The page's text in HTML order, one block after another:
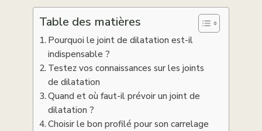
Table des matières
Pourquoi le joint de dilatation est-il
indispensable ?
Testez vos connaissances sur les joints
de dilatation
Quand et où faut-il prévoir un joint de
dilatation ?
Choisir le bon profilé pour son carrelage